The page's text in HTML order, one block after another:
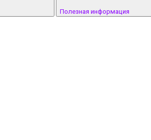
Полезная информация